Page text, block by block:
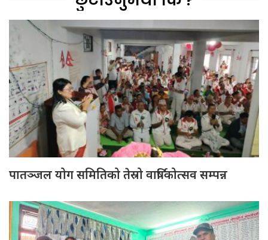
पातञ्जल योग समितिको तेस्रो वार्षिकोत्सव सम्पन्न